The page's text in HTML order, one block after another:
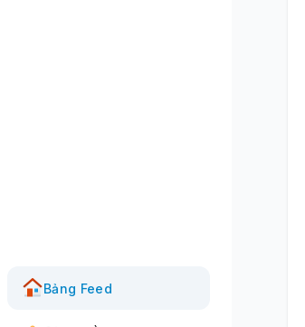
Bảng Feed